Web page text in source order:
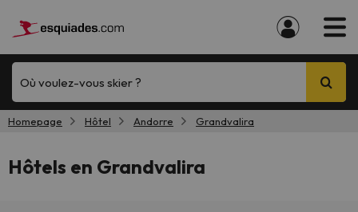
Où voulez-vous skier ?
Homepage Hôtel Andorre Grandvalira
Hôtels en Grandvalira